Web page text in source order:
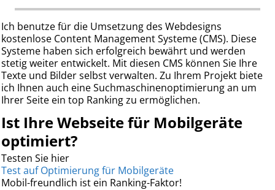
Ich benutze für die Umsetzung des Webdesigns
kostenlose Content Management Systeme (CMS). Diese
Systeme haben sich erfolgreich bewährt und werden
stetig weiter entwickelt. Mit diesen CMS können Sie Ihre
Texte und Bilder selbst verwalten. Zu Ihrem Projekt biete
ich Ihnen auch eine Suchmaschinenoptimierung an um
Ihrer Seite ein top Ranking zu ermöglichen.
Ist Ihre Webseite für Mobilgeräte
optimiert?
Testen Sie hier
Test auf Optimierung für Mobilgeräte
Mobil-freundlich ist ein Ranking-Faktor!